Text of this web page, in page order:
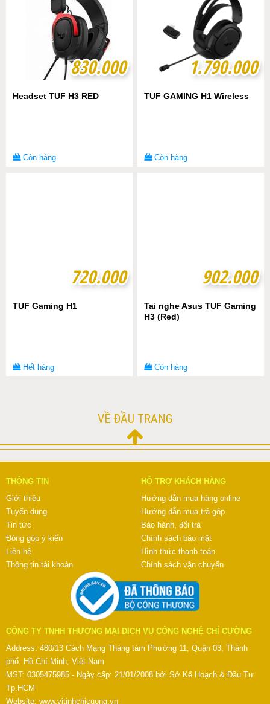
830.000
830.000
Headset TUF H3 RED
Còn hàng
1.790.000
1.790.000
TUF GAMING H1 Wireless
Còn hàng
720.000
720.000
TUF Gaming H1
Hết hàng
902.000
902.000
Tai nghe Asus TUF Gaming
H3 (Red)
Còn hàng
VỀ ĐẦU TRANG
THÔNG TIN
Giới thiệu
Tuyển dụng
Tin tức
Đóng góp ý kiến
Liên hệ
Thông tin tài khoản
HỖ TRỢ KHÁCH HÀNG
Hướng dẫn mua hàng online
Hướng dẫn mua trả góp
Bảo hành, đổi trả
Chính sách bảo mật
Hình thức thanh toán
Chính sách vận chuyển
CÔNG TY TNHH THƯƠNG MẠI DỊCH VỤ CÔNG NGHỆ CHÍ CƯỜNG
Address: 480/13 Cách Mạng Tháng tám Phường 11, Quận 03, Thành
phố. Hồ Chí Minh, Việt Nam
MST: 0305475985 - Ngày cấp: 21/01/2008 bởi Sở Kế Hoạch & Đầu Tư
Tp.HCM
Website: www.vitinhchicuong.vn